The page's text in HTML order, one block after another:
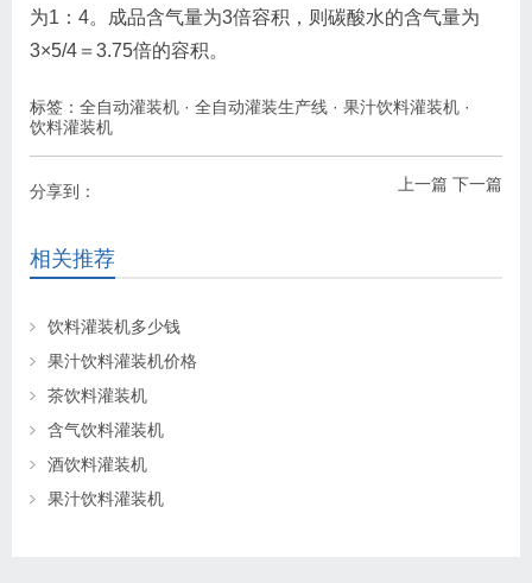
为1：4。成品含气量为3倍容积，则碳酸水的含气量为
3×5/4＝3.75倍的容积。
标签： 全自动灌装机 · 全自动灌装生产线 · 果汁饮料灌装机 ·
饮料灌装机
上一篇 下一篇
分享到：
相关推荐
饮料灌装机多少钱
果汁饮料灌装机价格
茶饮料灌装机
含气饮料灌装机
酒饮料灌装机
果汁饮料灌装机